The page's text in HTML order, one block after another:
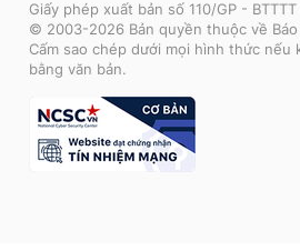
Giấy phép xuất bản số 110/GP -
© 2003-2026 Bản quyền thuộc về Báo
Cấm sao chép dưới mọi hình thức nếu
bằng văn bản.